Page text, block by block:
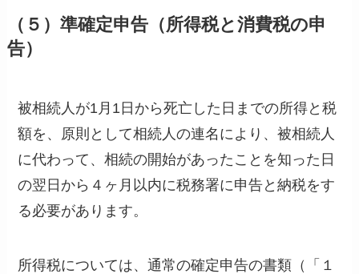
（５）準確定申告（所得税と消費税の申
告）
被相続人が1月1日から死亡した日までの所得と税
額を、原則として相続人の連名により、被相続人
に代わって、相続の開始があったことを知った日
の翌日から４ヶ月以内に税務署に申告と納税をす
る必要があります。
所得税については、通常の確定申告の書類（「１